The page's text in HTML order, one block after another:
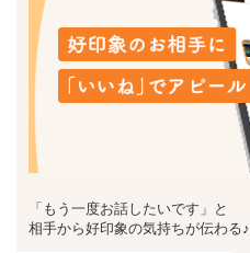
「もう一度お話したいです」と
相手から好印象の気持ちが伝わる♪